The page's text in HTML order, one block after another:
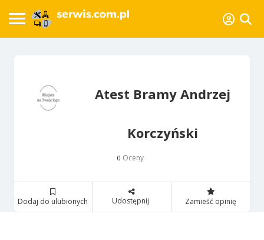
Atest Bramy Andrzej
Korczyński
0 Oceny
Dodaj do ulubionych Udostępnij Zamieść opinię